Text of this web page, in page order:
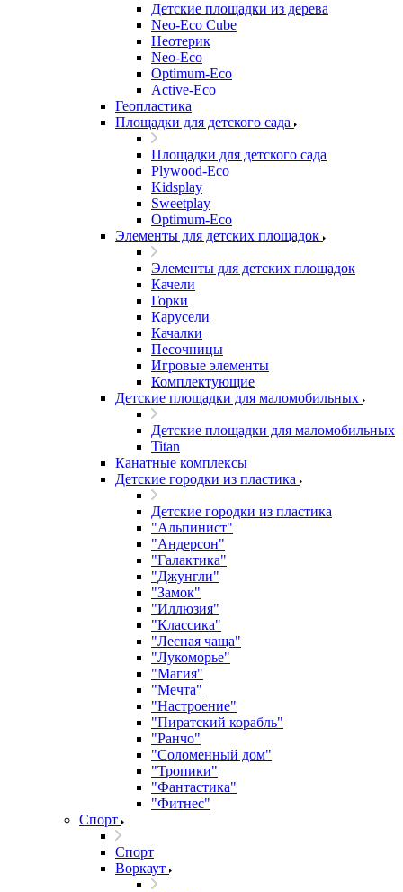
Детские площадки из дерева
Neo-Eco Cube
Неотерик
Neo-Eco
Оptimum-Еco
Active-Eco
Геопластика
Площадки для детского сада
Площадки для детского сада
Plywood-Eco
Kidsplay
Sweetplay
Оptimum-Еco
Элементы для детских площадок
Элементы для детских площадок
Качели
Горки
Карусели
Качалки
Песочницы
Игровые элементы
Комплектующие
Детские площадки для маломобильных
Детские площадки для маломобильных
Titan
Канатные комплексы
Детские городки из пластика
Детские городки из пластика
"Альпинист"
"Андерсон"
"Галактика"
"Джунгли"
"Замок"
"Иллюзия"
"Классика"
"Лесная чаща"
"Лукоморье"
"Магия"
"Мечта"
"Настроение"
"Пиратский корабль"
"Ранчо"
"Соломенный дом"
"Тропики"
"Фантастика"
"Фитнес"
Спорт
Спорт
Воркаут